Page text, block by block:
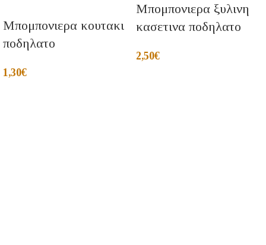
Μπομπονιερα κουτακι
ποδηλατο
1,30€
Μπομπονιερα ξυλινη
κασετινα ποδηλατο
2,50€